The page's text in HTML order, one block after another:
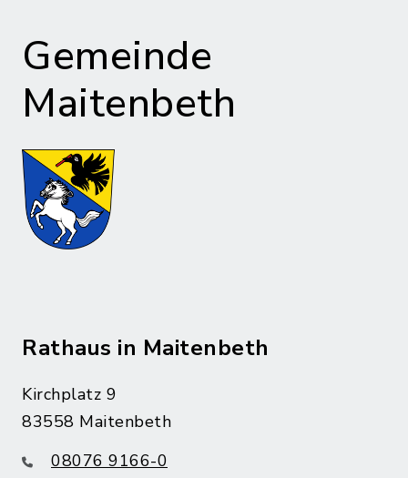
Gemeinde
Maitenbeth
Rathaus in Maitenbeth
Kirchplatz 9
83558 Maitenbeth
08076 9166-0